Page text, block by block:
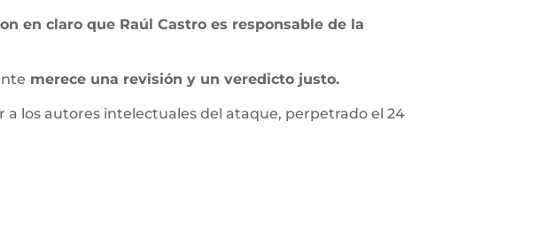
en claro que Raúl Castro es responsable de la
merece una revisión y un veredicto justo.
los autores intelectuales del ataque, perpetrado el 24